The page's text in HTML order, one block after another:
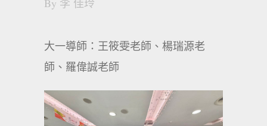
By 李 佳玲
大一導師：王筱雯老師、楊瑞源老
師、羅偉誠老師